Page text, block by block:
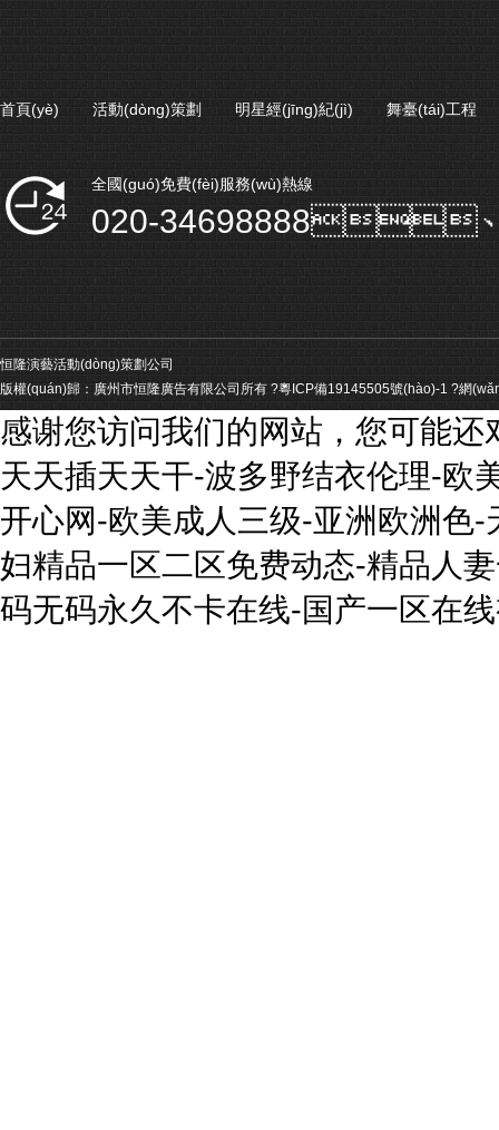
首頁(yè) 活動(dòng)策劃 明星經(jīng)紀(jì) 舞臺(tái)工程
全國(guó)免費(fèi)服務(wù)熱線
020-34698888、
恒隆演藝活動(dòng)策劃公司
版權(quán)歸：廣州市恒隆廣告有限公司所有 ?粵ICP備19145505號(hào)-1 ?網
感谢您访问我们的网站，您可能还
天天插天天干-波多野结衣伦理-欧
开心网-欧美成人三级-亚洲欧洲色
妇精品一区二区免费动态-精品人
码无码永久不卡在线-国产一区在